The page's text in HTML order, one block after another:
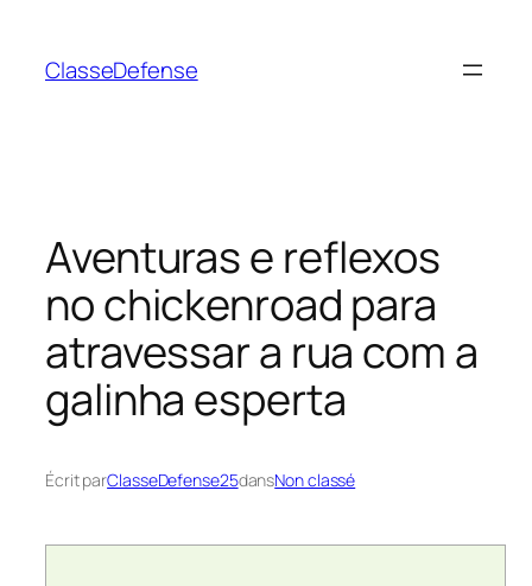
contenu
ClasseDefense
Aventuras e reflexos
no chickenroad para
atravessar a rua com a
galinha esperta
Écrit parClasseDefense25dansNon classé